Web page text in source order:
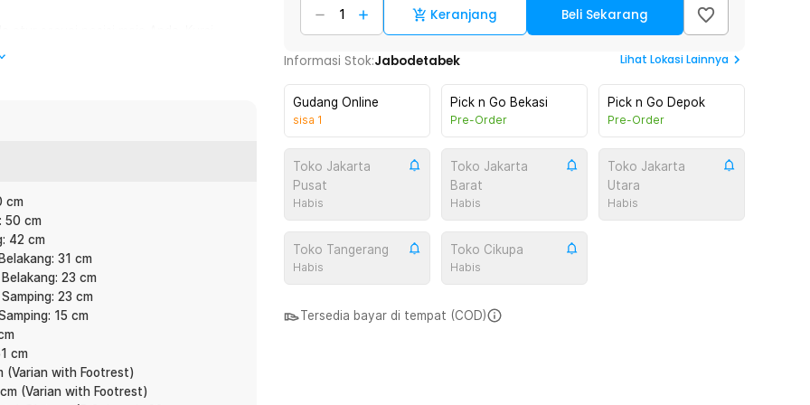
nyaman jika Anda memilih varian
santai sambil meregangkan
untuk stabilitas ekstra. Desain
keseluruhan.
ini membuat kursi
berat badan Anda, tanpa
belakang, naik turun, atas bawah,
kepala, mengurangi tekanan pada
cm
50 cm
42 cm
31 cm
23 cm
23 cm
15 cm
cm
(Varian with Footrest)
(Varian with Footrest)
Keranjang Beli Sekarang
Informasi Stok:Jabodetabek Lihat Lokasi Lainnya
Gudang Online
sisa 1
Pick n Go Bekasi
Pre-Order
Pick n Go Depok
Pre-Order
Toko Jakarta
Pusat
Habis
Toko Jakarta
Barat
Habis
Toko Jakarta
Utara
Habis
Toko Tangerang
Habis
Toko Cikupa
Habis
Tersedia bayar di tempat (COD)